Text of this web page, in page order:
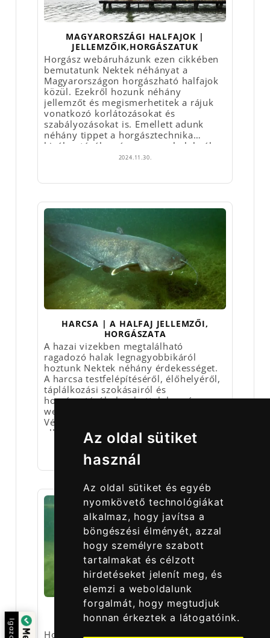
Az oldal sütiket
használ
Az oldal sütiket és egyéb
nyomkövető technológiákat
alkalmaz, hogy javítsa a
böngészési élményét, azzal
hogy személyre szabott
tartalmakat és célzott
hirdetéseket jelenít meg, és
elemzi a weboldalunk
forgalmát, hogy megtudjuk
honnan érkeztek a látogatóink.
MAGYARORSZÁGI HALFAJOK |
JELLEMZŐIK,HORGÁSZATUK
Horgász webáruházunk ezen cikkében
bemutatunk Nektek néhányat a
Magyarországon horgászható halfajok
közül. Ezekről hozunk néhány
jellemzőt és megismerhetitek a rájuk
vonatkozó korlátozásokat és
szabályozásokat is. Emellett adunk
néhány tippet a horgásztechnika
kiválasztásához és az egyes halaknál
bevált etetési módszerekről is.
2024.11.30.
HARCSA | A HALFAJ JELLEMZŐI,
HORGÁSZATA
A hazai vizekben megtalálható
ragadozó halak legnagyobbikáról
hoztunk Nektek néhány érdekességet.
A harcsa testfelépítéséről, élőhelyéről,
táplálkozási szokásairól és
horgászatáról olvashattok horgász
webáruházunk legújabb cikkében.
Végezetül pedig a harcsa húsának
elkészítéséhez is hoztunk egy-két
javaslatot számotokra.
2025.02.10.
BALIN | A HALFAJ JELLEMZŐI,
HORGÁSZATA
Horgász webshopunk legújabb